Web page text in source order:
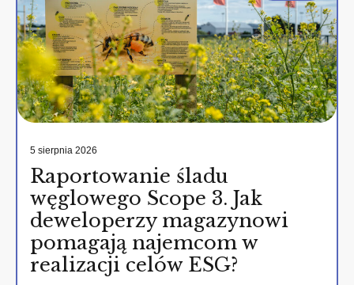
5 sierpnia 2026
Raportowanie śladu
węglowego Scope 3. Jak
deweloperzy magazynowi
pomagają najemcom w
realizacji celów ESG?